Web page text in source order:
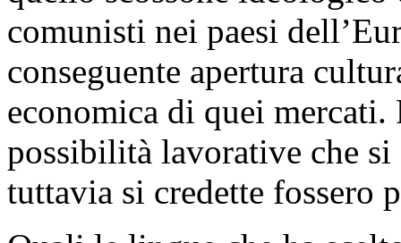
comunisti nei paesi
conseguente apertura
economica di quei mercati.
possibilità lavorative che si
tuttavia si credette fossero